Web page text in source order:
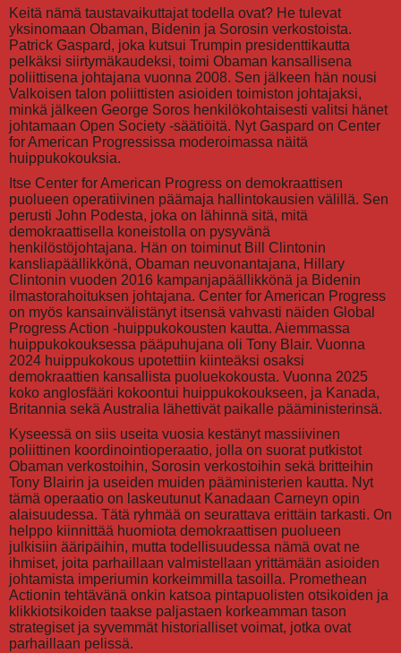
Keitä nämä taustavaikuttajat todella ovat? He tulevat
yksinomaan Obaman, Bidenin ja Sorosin verkostoista.
Patrick Gaspard, joka kutsui Trumpin presidenttikautta
pelkäksi siirtymäkaudeksi, toimi Obaman kansallisena
poliittisena johtajana vuonna 2008. Sen jälkeen hän nousi
Valkoisen talon poliittisten asioiden toimiston johtajaksi,
minkä jälkeen George Soros henkilökohtaisesti valitsi hänet
johtamaan Open Society -säätiöitä. Nyt Gaspard on Center
for American Progressissa moderoimassa näitä
huippukokouksia.
Itse Center for American Progress on demokraattisen
puolueen operatiivinen päämaja hallintokausien välillä. Sen
perusti John Podesta, joka on lähinnä sitä, mitä
demokraattisella koneistolla on pysyvänä
henkilöstöjohtajana. Hän on toiminut Bill Clintonin
kansliapäällikkönä, Obaman neuvonantajana, Hillary
Clintonin vuoden 2016 kampanjapäällikkönä ja Bidenin
ilmastorahoituksen johtajana. Center for American Progress
on myös kansainvälistänyt itsensä vahvasti näiden Global
Progress Action -huippukokousten kautta. Aiemmassa
huippukokouksessa pääpuhujana oli Tony Blair. Vuonna
2024 huippukokous upotettiin kiinteäksi osaksi
demokraattien kansallista puoluekokousta. Vuonna 2025
koko anglosfääri kokoontui huippukokoukseen, ja Kanada,
Britannia sekä Australia lähettivät paikalle pääministerinsä.
Kyseessä on siis useita vuosia kestänyt massiivinen
poliittinen koordinointioperaatio, jolla on suorat putkistot
Obaman verkostoihin, Sorosin verkostoihin sekä britteihin
Tony Blairin ja useiden muiden pääministerien kautta. Nyt
tämä operaatio on laskeutunut Kanadaan Carneyn opin
alaisuudessa. Tätä ryhmää on seurattava erittäin tarkasti. On
helppo kiinnittää huomiota demokraattisen puolueen
julkisiin ääripäihin, mutta todellisuudessa nämä ovat ne
ihmiset, joita parhaillaan valmistellaan yrittämään asioiden
johtamista imperiumin korkeimmilla tasoilla. Promethean
Actionin tehtävänä onkin katsoa pintapuolisten otsikoiden ja
klikkiotsikoiden taakse paljastaen korkeamman tason
strategiset ja syvemmät historialliset voimat, jotka ovat
parhaillaan pelissä.